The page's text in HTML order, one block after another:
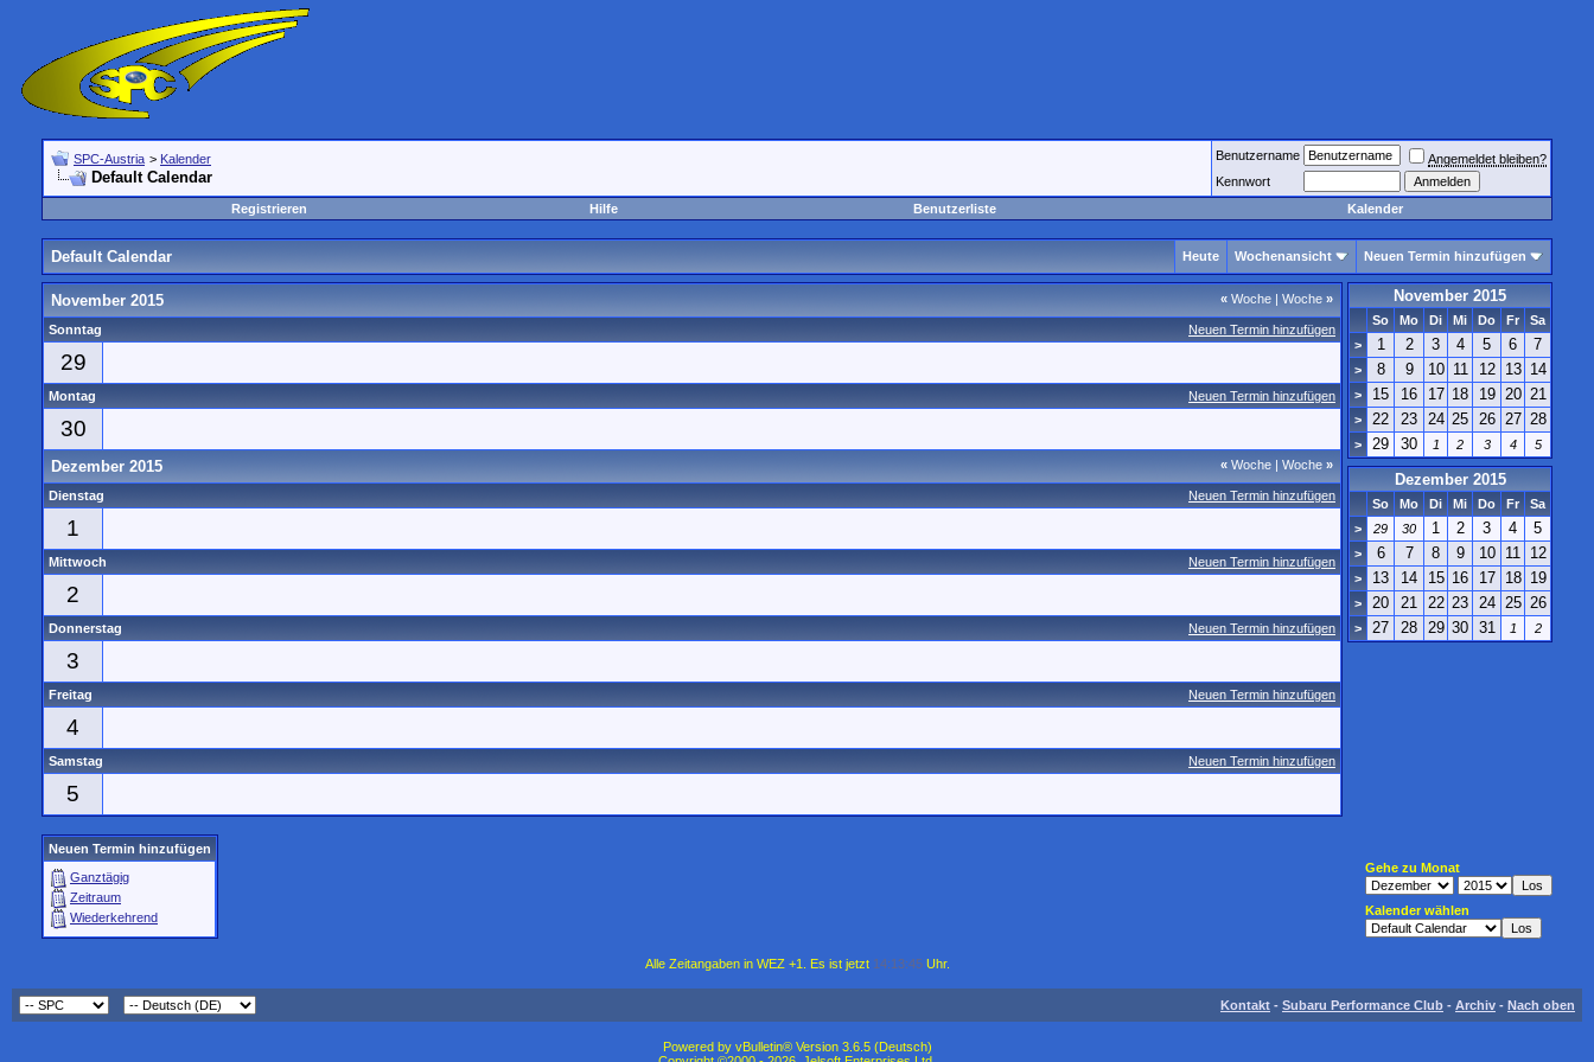
SPC-Austria > Kalender
Default Calendar
Benutzername
Angemeldet bleiben?
Kennwort
Registrieren
Hilfe Benutzerliste Kalender
Default Calendar Heute Wochenansicht Neuen Termin hinzufügen
« Woche | Woche »
November 2015
Neuen Termin hinzufügen
Sonntag
29
Neuen Termin hinzufügen
Montag
30
« Woche | Woche »
Dezember 2015
Neuen Termin hinzufügen
Dienstag
1
Neuen Termin hinzufügen
Mittwoch
2
Neuen Termin hinzufügen
Donnerstag
3
Neuen Termin hinzufügen
Freitag
4
Neuen Termin hinzufügen
Samstag
5
November 2015
So Mo Di Mi Do Fr
Sa
>
1 2 3 4 5 6 7
> 8 9 10 11 12 13 14
> 15 16 17 18 19 20 21
> 22 23 24 25 26 27 28
> 29 30 1 2 3 4 5
Dezember 2015
So Mo Di Mi Do Fr
Sa
>
29 30 1 2 3 4 5
> 6 7 8 9 10 11 12
> 13 14 15 16 17 18 19
> 20 21 22 23 24 25 26
> 27 28 29 30 31 1 2
Neuen Termin hinzufügen
Ganztägig
Zeitraum
Wiederkehrend
Gehe zu Monat
Kalender wählen
Alle Zeitangaben in WEZ +1. Es ist jetzt 14:13:45Uhr.
Kontakt - Subaru Performance Club - Archiv - Nach oben
Powered by vBulletin® Version 3.6.5 (Deutsch)